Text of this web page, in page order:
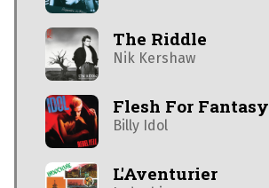
The Riddle
Nik Kershaw
Flesh For Fantasy
Billy Idol
L'Aventurier